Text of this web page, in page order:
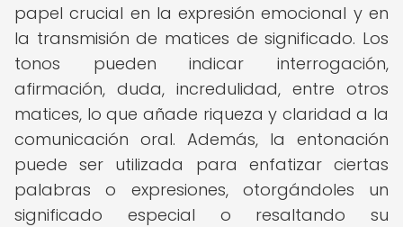
papel crucial en la expresión emocional y en
la transmisión de matices de significado. Los
tonos pueden indicar interrogación,
afirmación, duda, incredulidad, entre otros
matices, lo que añade riqueza y claridad a la
comunicación oral. Además, la entonación
puede ser utilizada para enfatizar ciertas
palabras o expresiones, otorgándoles un
significado especial o resaltando su